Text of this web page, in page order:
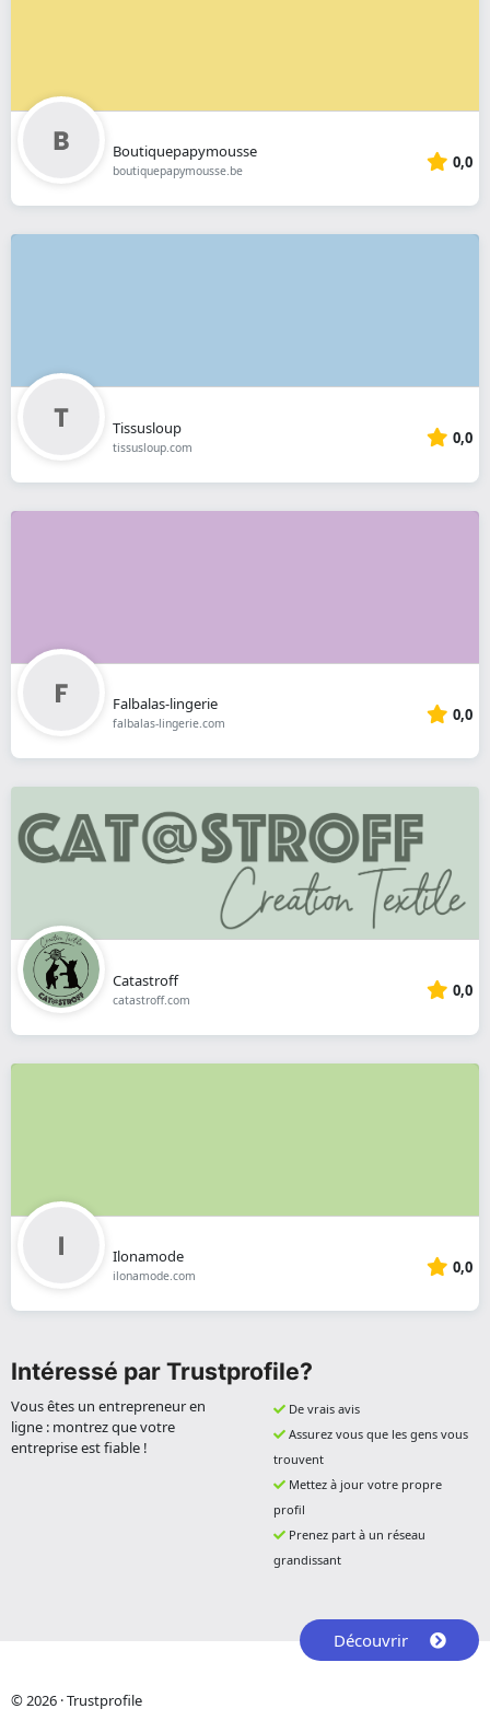
Boutiquepapymousse
boutiquepapymousse.be 0,0
Tissusloup
tissusloup.com 0,0
Falbalas-lingerie
falbalas-lingerie.com 0,0
Catastroff
catastroff.com 0,0
Ilonamode
ilonamode.com 0,0
Intéressé par Trustprofile?
Vous êtes un entrepreneur en
ligne : montrez que votre
entreprise est fiable !
De vrais avis
Assurez vous que les gens vous
trouvent
Mettez à jour votre propre
profil
Prenez part à un réseau
grandissant
Découvrir
© 2026 · Trustprofile